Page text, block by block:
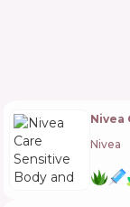
Nivea
Nivea